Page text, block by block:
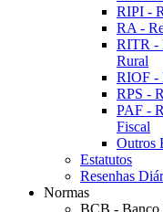
RIPI -
RA -
RITR -
Rural
RIOF -
RPS -
PAF -
Fiscal
Outros
Estatutos
Resenhas
Normas
BCB - Banco